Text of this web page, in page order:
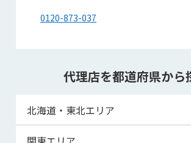
0120-873-037
代理店を都道府県から
北海道・東北エリア
北海道